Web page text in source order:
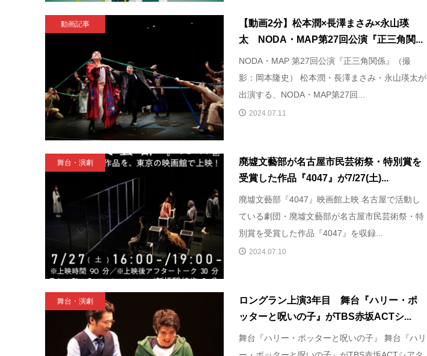
動画記事
【動画2分】松本潤×長澤まさみ×永山瑛
太 NODA・MAP第27回公演『正三角関...
NODA・MAP 第27回公演『正三角関係』（撮
影：岡本隆史） 松本潤・長澤まさみ・永山瑛太が
出演する、NODA・MAP第27回...
2024.07.11
舞台・演劇
廃墟文藝部が名古屋市民芸術祭・特別賞を
受賞した作品『4047』が7/27(土)...
廃墟文藝部『4047』映画館上映 名古屋で活動し
ている劇団・廃墟文藝部が名古屋市民芸術祭・特
別賞を受賞した作品『4047』を収録...
2024.07.10
舞台・演劇
ロングラン上演3年目 舞台『ハリー・ポ
ッターと呪いの子』がTBS赤坂ACTシ...
舞台『ハリー・ポッターと呪いの子』 舞台『ハリ